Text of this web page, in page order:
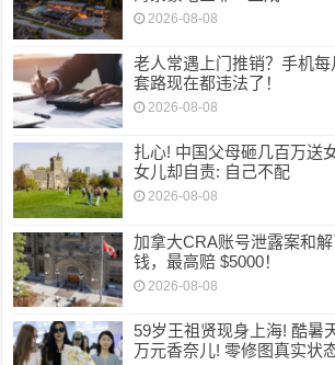
2026-08-08
老人常遇上门推销？手机
套路现在都违法了！
2026-08-08
扎心! 中国父母砸几百万送
女儿却自责: 自己不配
2026-08-08
加拿大CRA账号泄露案和
钱，最高赔 $5000！
2026-08-08
59岁王祖贤现身上海! 酷暑
万元香奈儿! 零修图真实状